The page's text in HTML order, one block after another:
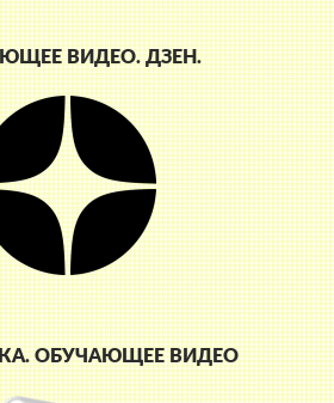
ВИДЕО. ДЗЕН.
ОБУЧАЮЩЕЕ ВИДЕО